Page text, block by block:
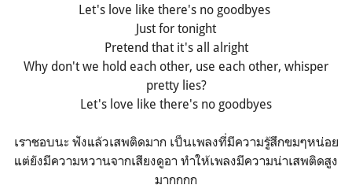
Let's love like there's no goodbyes
Just for tonight
Pretend that it's all alright
Why don't we hold each other, use each other, whisper
pretty lies?
Let's love like there's no goodbyes
เราชอบนะ ฟังแล้วเสพติดมาก เป็นเพลงที่มีความรู้สึกขมๆหน่อย
แต่ยังมีความหวานจากเสียงดูอา ทำให้เพลงมีความน่าเสพติดสูง
มากกกก